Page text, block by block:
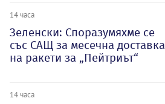
14 часа
Зеленски: Споразумяхме се
със САЩ за месечна доставка
на ракети за „Пейтриът“
14 часа